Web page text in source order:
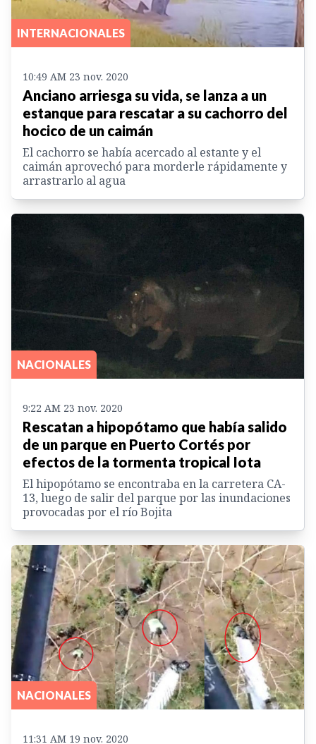
INTERNACIONALES
10:49 AM 23 nov. 2020
Anciano arriesga su vida, se lanza a un
estanque para rescatar a su cachorro del
hocico de un caimán
El cachorro se había acercado al estante y el
caimán aprovechó para morderle rápidamente y
arrastrarlo al agua
NACIONALES
9:22 AM 23 nov. 2020
Rescatan a hipopótamo que había salido
de un parque en Puerto Cortés por
efectos de la tormenta tropical Iota
El hipopótamo se encontraba en la carretera CA-
13, luego de salir del parque por las inundaciones
provocadas por el río Bojita
NACIONALES
11:31 AM 19 nov. 2020